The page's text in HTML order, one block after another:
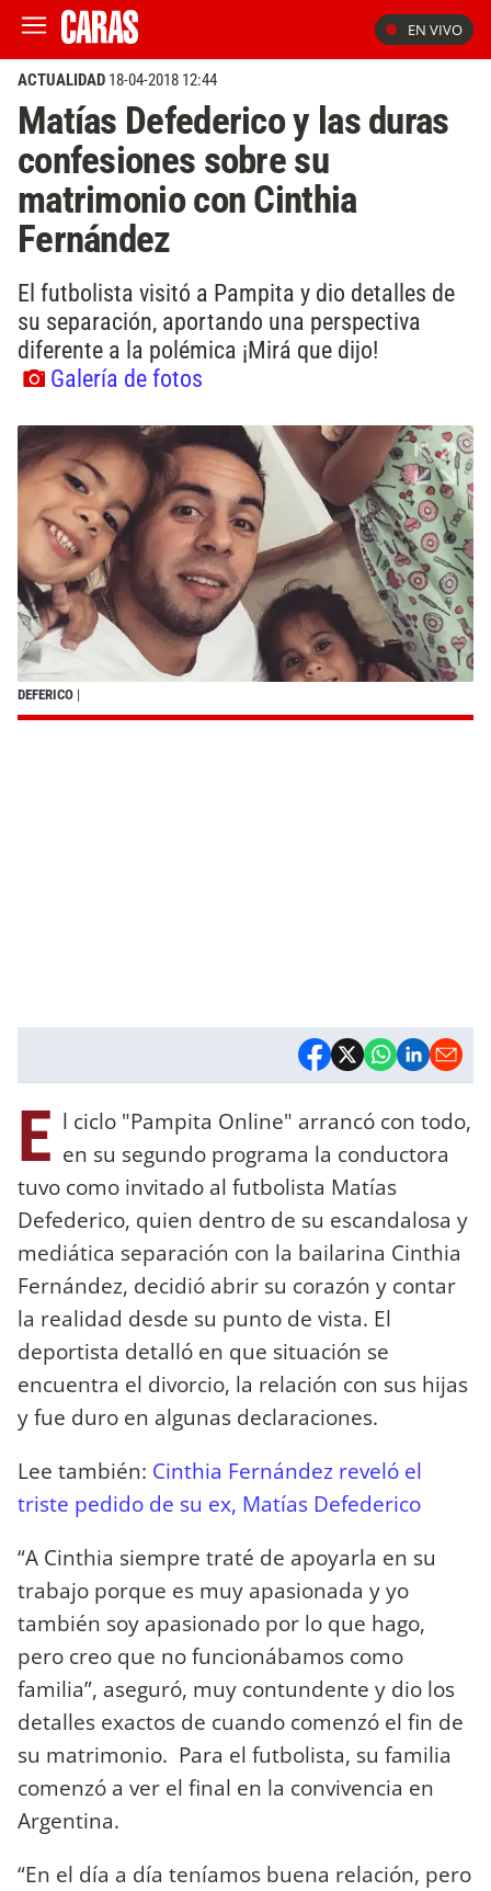
EN VIVO
ACTUALIDAD 18-04-2018 12:44
Matías Defederico y las duras
confesiones sobre su
matrimonio con Cinthia
Fernández
El futbolista visitó a Pampita y dio detalles de
su separación, aportando una perspectiva
diferente a la polémica ¡Mirá que dijo!
Galería de fotos
DEFERICO |
E l ciclo "Pampita Online" arrancó con todo,
en su segundo programa la conductora
tuvo como invitado al futbolista Matías
Defederico, quien dentro de su escandalosa y
mediática separación con la bailarina Cinthia
Fernández, decidió abrir su corazón y contar
la realidad desde su punto de vista. El
deportista detalló en que situación se
encuentra el divorcio, la relación con sus hijas
y fue duro en algunas declaraciones.
Lee también: Cinthia Fernández reveló el
triste pedido de su ex, Matías Defederico
“A Cinthia siempre traté de apoyarla en su
trabajo porque es muy apasionada y yo
también soy apasionado por lo que hago,
pero creo que no funcionábamos como
familia”, aseguró, muy contundente y dio los
detalles exactos de cuando comenzó el fin de
su matrimonio. Para el futbolista, su familia
comenzó a ver el final en la convivencia en
Argentina.
“En el día a día teníamos buena relación, pero